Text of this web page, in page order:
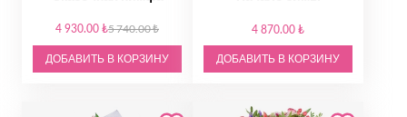
4 930.00 ₺5 740.00 ₺
ДОБАВИТЬ В КОРЗИНУ
4 870.00 ₺
ДОБАВИТЬ В КОРЗИНУ